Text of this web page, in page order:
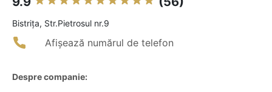
Bistriţa, Str.Pietrosul nr.9
Afișează numărul de telefon
Despre companie: